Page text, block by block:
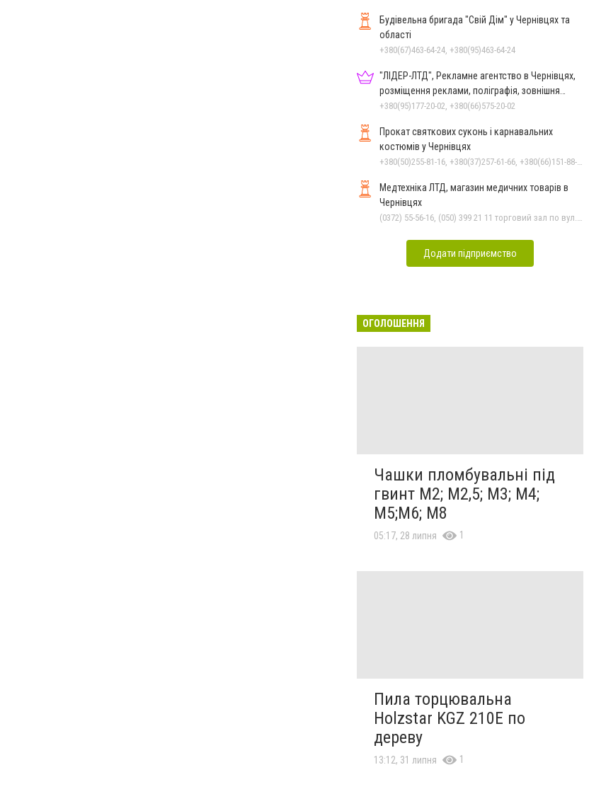
Будівельна бригада "Свій Дім" у Чернівцях та
області
+380(67)463-64-24, +380(95)463-64-24
"ЛІДЕР-ЛТД", Рекламне агентство в Чернівцях,
розміщення реклами, поліграфія, зовнішня
реклама
+380(95)177-20-02, +380(66)575-20-02
Прокат святкових суконь і карнавальних
костюмів у Чернівцях
Медтехніка ЛТД, магазин медичних товарів в
Чернівцях
Додати підприємство
ОГОЛОШЕННЯ
Чашки пломбувальні під
гвинт М2; М2,5; М3; М4;
М5;М6; М8
05:17, 28 липня 1
Пила торцювальна
Holzstar KGZ 210E по
дереву
13:12, 31 липня 1